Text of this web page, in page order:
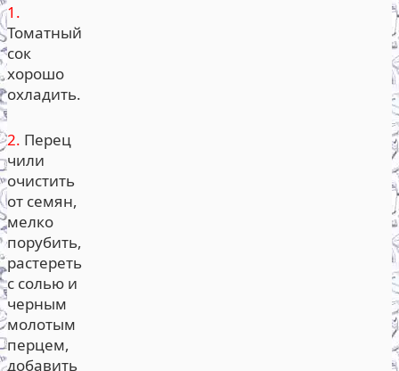
1.
Томатный
сок
хорошо
охладить.
2. Перец
чили
очистить
от семян,
мелко
порубить,
растереть
с солью и
черным
молотым
перцем,
добавить